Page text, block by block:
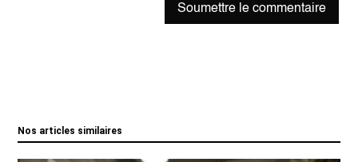
Soumettre le commentaire
Nos articles similaires